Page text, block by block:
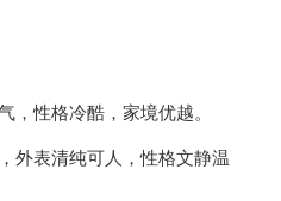
，性格冷酷，家境优越。
外表清纯可人，性格文静温